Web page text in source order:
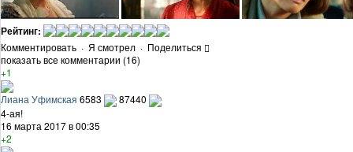
Рейтинг:
Комментировать · Я смотрел · Поделиться
показать все комментарии (16)
+1
Лиана Уфимская 6583
87440
4-ая!
16 марта 2017 в 00:35
+2